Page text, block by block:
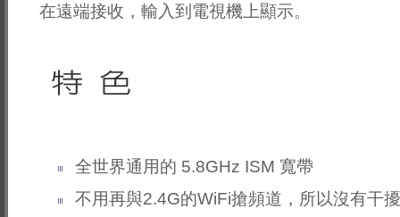
在遠端接收，輸入到電視機上顯示。
全世界通用的 5.8GHz ISM 寬帶
不用再與2.4G的WiFi搶頻道，所以沒有干擾